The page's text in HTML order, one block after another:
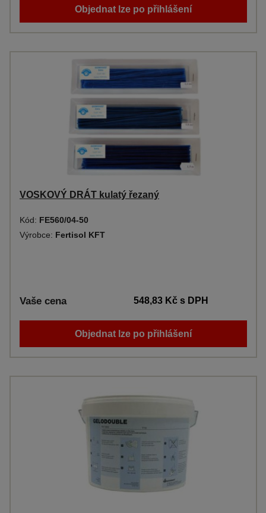
Objednat lze po přihlášení
VOSKOVÝ DRÁT kulatý řezaný
Kód: FE560/04-50
Výrobce: Fertisol KFT
Vaše cena 548,83 Kčs DPH
Objednat lze po přihlášení